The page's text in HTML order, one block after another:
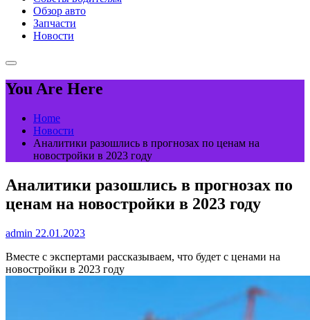
Обзор авто
Запчасти
Новости
You Are Here
Home
Новости
Аналитики разошлись в прогнозах по ценам на
новостройки в 2023 году
Аналитики разошлись в прогнозах по
ценам на новостройки в 2023 году
admin 22.01.2023
Вместе с экспертами рассказываем, что будет с ценами на
новостройки в 2023 году